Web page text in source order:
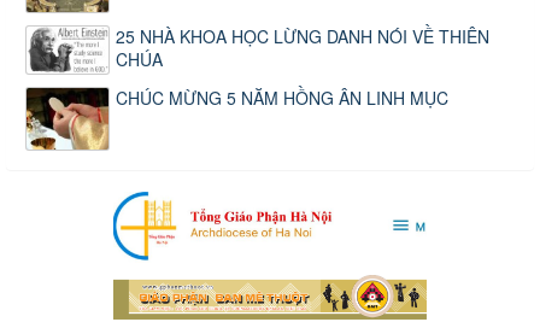
25 NHÀ KHOA HỌC LỪNG DANH NÓI VỀ THIÊN
CHÚA
CHÚC MỪNG 5 NĂM HỒNG ÂN LINH MỤC